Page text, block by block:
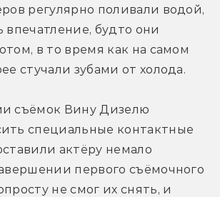
регулярно поливали водой,
впечатление, будто они
в то время как на самом
стучали зубами от холода.
съёмок Вину Дизелю
специальные контактные
актёру немало
первого съёмочного
не смог их снять, и